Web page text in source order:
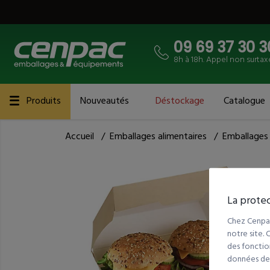
09 69 37 30
8h à 18h. Appel non
Produits Nouveautés Déstockage Catalogue
Accueil / Emballages alimentaires /
La
Chez
notre site.
des
données